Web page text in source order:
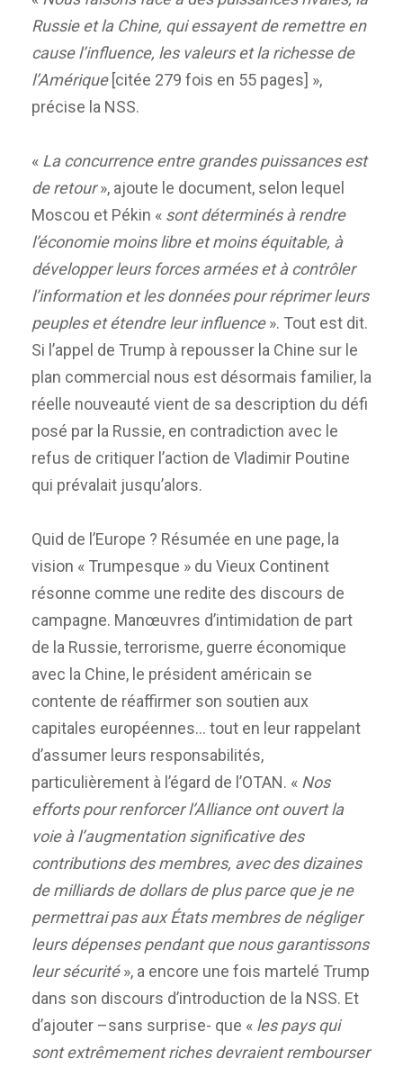
Russie et la Chine, qui essayent de remettre en
cause l’influence, les valeurs et la richesse de
l’Amérique[citée 279 fois en 55 pages] »,
précise la NSS.
« La concurrence entre grandes puissances est
de retour», ajoute le document, selon lequel
Moscou et Pékin « sont déterminés à rendre
l’économie moins libre et moins équitable, à
développer leurs forces armées et à contrôler
l’information et les données pour réprimer leurs
peuples et étendre leur influence». Tout est dit.
Si l’appel de Trump à repousser la Chine sur le
plan commercial nous est désormais familier, la
réelle nouveauté vient de sa description du défi
posé par la Russie, en contradiction avec le
refus de critiquer l’action de Vladimir Poutine
qui prévalait jusqu’alors.
Quid de l’Europe ? Résumée en une page, la
vision « Trumpesque » du Vieux Continent
résonne comme une redite des discours de
campagne. Manœuvres d’intimidation de part
de la Russie, terrorisme, guerre économique
avec la Chine, le président américain se
contente de réaffirmer son soutien aux
capitales européennes… tout en leur rappelant
d’assumer leurs responsabilités,
particulièrement à l’égard de l’OTAN. « Nos
efforts pour renforcer l’Alliance ont ouvert la
voie à l’augmentation significative des
contributions des membres, avec des dizaines
de milliards de dollars de plus parce que je ne
permettrai pas aux États membres de négliger
leurs dépenses pendant que nous garantissons
leur sécurité», a encore une fois martelé Trump
dans son discours d’introduction de la NSS. Et
d’ajouter –sans surprise- que « les pays qui
sont extrêmement riches devraient rembourser